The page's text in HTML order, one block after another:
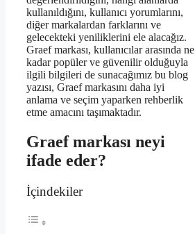
kullanıldığını, kullanıcı yorumlarını,
diğer markalardan farklarını ve
gelecekteki yeniliklerini ele alacağız.
Graef markası, kullanıcılar arasında ne
kadar popüler ve güvenilir olduğuyla
ilgili bilgileri de sunacağımız bu blog
yazısı, Graef markasını daha iyi
anlama ve seçim yaparken rehberlik
etme amacını taşımaktadır.
Graef markası neyi
ifade eder?
İçindekiler